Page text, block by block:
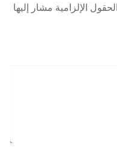
الحقول الإلزامية مشار إليها